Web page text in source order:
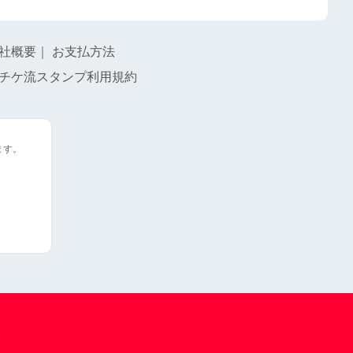
概要
お支払方法
ケ流スタンプ利用規約
。